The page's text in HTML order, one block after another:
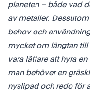
planeten – både vad
av metaller.
behov och
mycket om längtan till
vara lättare att hyra
man behöver en
nyslipad och redo för